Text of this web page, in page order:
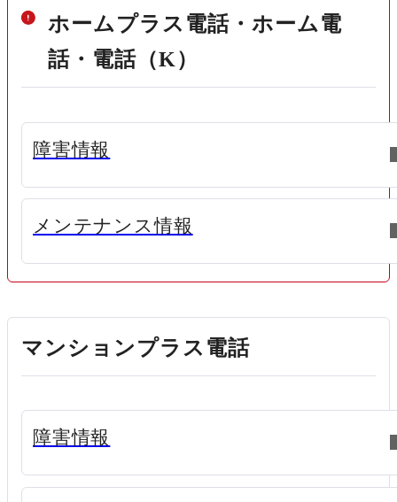
ホームプラス電話・ホーム電
話・電話（K）
障害情報
メンテナンス情報
マンションプラス電話
障害情報